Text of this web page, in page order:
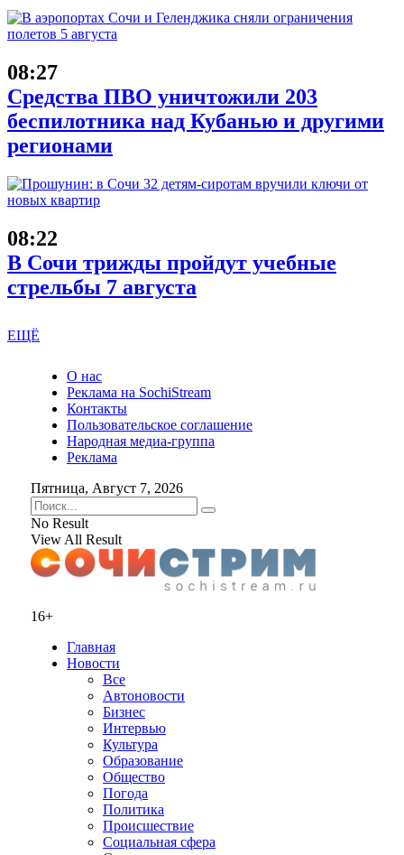
08:27
Средства ПВО уничтожили 203
беспилотника над Кубанью и другими
регионами
08:22
В Сочи трижды пройдут учебные
стрельбы 7 августа
ЕЩЁ
О нас
Реклама на SochiStream
Контакты
Пользовательское соглашение
Народная медиа-группа
Реклама
Пятница, Август 7, 2026
No Result
View All Result
16+
Главная
Новости
Все
Автоновости
Бизнес
Интервью
Культура
Образование
Общество
Погода
Политика
Происшествие
Социальная сфера